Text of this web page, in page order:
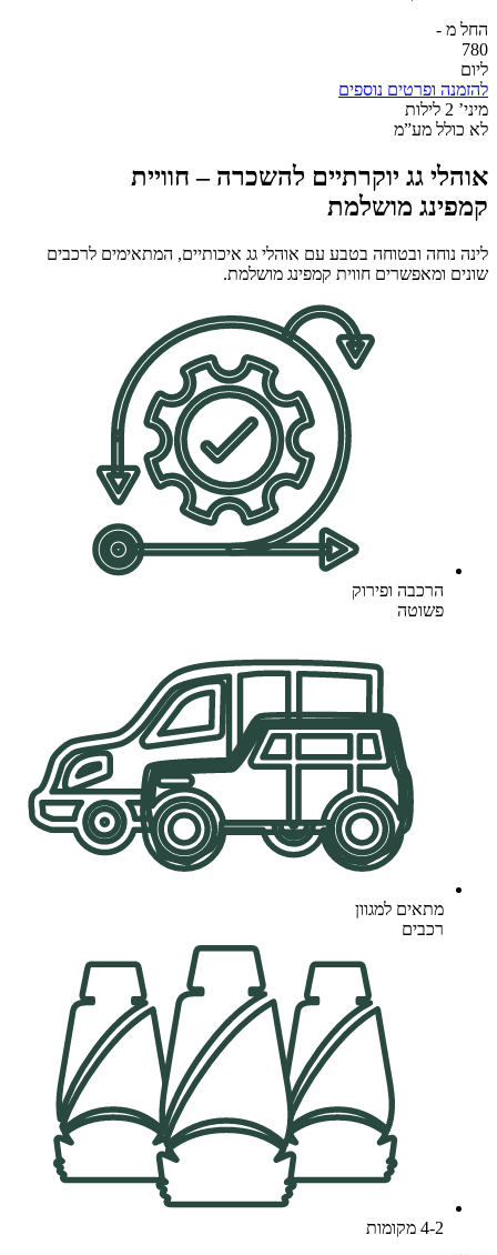
החל מ -
780
ליום
להזמנה ופרטים נוספים
מיני’ 2 לילות​
לא כולל מע”מ
אוהלי גג יוקרתיים להשכרה – חוויית
קמפינג מושלמת
לינה נוחה ובטוחה בטבע עם אוהלי גג איכותיים, המתאימים לרכבים
שונים ומאפשרים חווית קמפינג מושלמת.
הרכבה ופירוק
פשוטה
מתאים למגוון
רכבים
4-2 מקומות